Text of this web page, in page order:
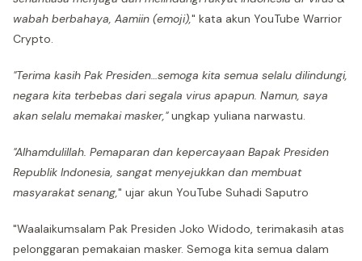
wabah berbahaya, Aamiin (emoji)," kata akun YouTube Warrior
Crypto.
"Terima kasih Pak Presiden…semoga kita semua selalu dilindungi,
negara kita terbebas dari segala virus apapun. Namun, saya
akan selalu memakai masker,"ungkap yuliana narwastu.
"Alhamdulillah. Pemaparan dan kepercayaan Bapak Presiden
Republik Indonesia, sangat menyejukkan dan membuat
masyarakat senang," ujar akun YouTube Suhadi Saputro
"Waalaikumsalam Pak Presiden Joko Widodo, terimakasih atas
pelonggaran pemakaian masker. Semoga kita semua dalam